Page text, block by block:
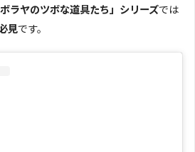
ボラヤのツボな道具たち」シリーズでは
見です。